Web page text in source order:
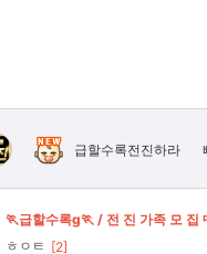
급할수록전진하라
🏃급할수록g🏃 / 전 진 가족 모 집
ㅎㅇㅌ [2]